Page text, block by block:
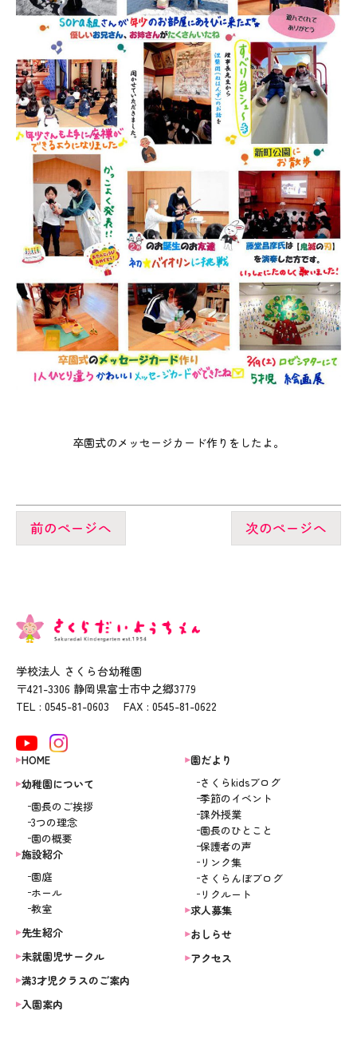
卒園式のメッセージカード作りをしたよ。
前のページへ 次のページへ
学校法人 さくら台幼稚園
〒421-3306 静岡県富士市中之郷3779
TEL : 0545-81-0603 FAX : 0545-81-0622
HOME
幼稚園について
園長のご挨拶
3つの理念
園の概要
施設紹介
園庭
ホール
教室
先生紹介
未就園児サークル
満3才児クラスのご案内
入園案内
園だより
さくらkidsブログ
季節のイベント
課外授業
園長のひとこと
保護者の声
リンク集
さくらんぼブログ
リクルート
求人募集
おしらせ
アクセス